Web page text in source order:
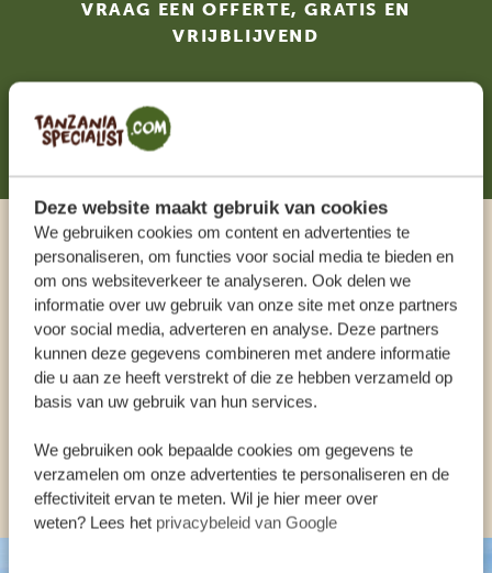
Deze website maakt gebruik van cookies
We gebruiken cookies om content en advertenties te
personaliseren, om functies voor social media te bieden en
om ons websiteverkeer te analyseren. Ook delen we
informatie over uw gebruik van onze site met onze partners
voor social media, adverteren en analyse. Deze partners
kunnen deze gegevens combineren met andere informatie
die u aan ze heeft verstrekt of die ze hebben verzameld op
basis van uw gebruik van hun services.
We gebruiken ook bepaalde cookies om gegevens te
verzamelen om onze advertenties te personaliseren en de
effectiviteit ervan te meten. Wil je hier meer over
weten? Lees het privacybeleid van Google
VRAAG EEN OFFERTE, GRATIS EN
VRIJBLIJVEND
STEL NU JOUW DROOMREIS SAMEN!
Praat met een expert
ONZE SPECIALISTEN STAAN VOOR JE KLAAR
NL:+31 174 35 2016
ANDERE LANDEN